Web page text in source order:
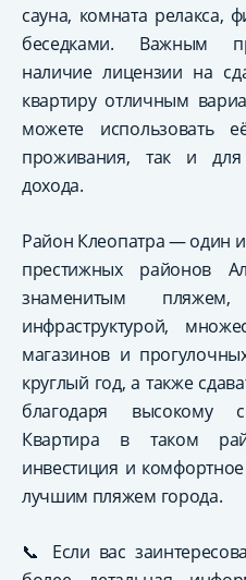
сауна, комната релакса,
беседками. Важным
наличие лицензии на
квартиру отличным
можете использовать
проживания, так и для
дохода.
Район Клеопатра — один
престижных районов
знаменитым
инфраструктурой,
магазинов и
круглый год, а также
благодаря высокому
Квартира в таком
инвестиция и
лучшим пляжем города.
📞 Если вас